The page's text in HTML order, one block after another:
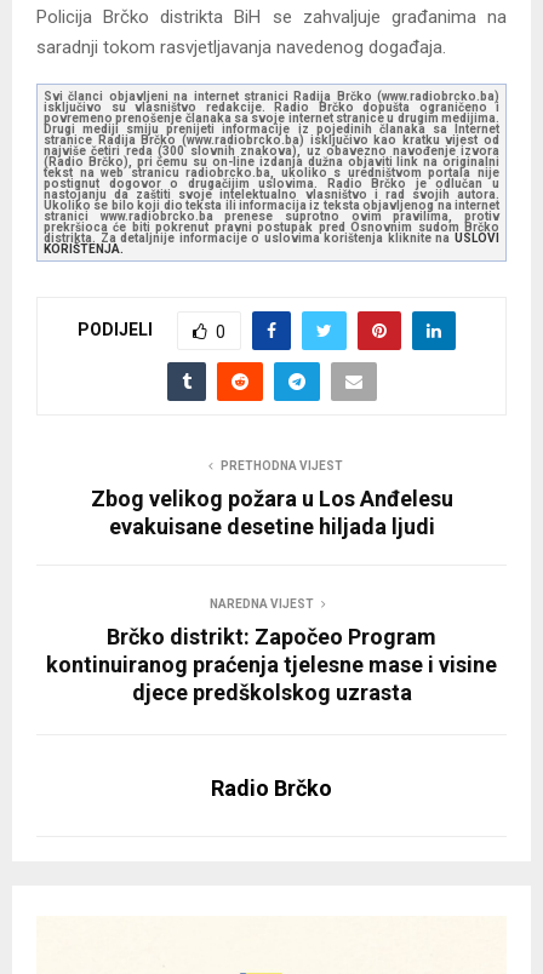
Policija Brčko distrikta BiH se zahvaljuje građanima na
saradnji tokom rasvjetljavanja navedenog događaja.
Svi članci objavljeni na internet stranici Radija Brčko (www.radiobrcko.ba)
isključivo su vlasništvo redakcije. Radio Brčko dopušta ograničeno i
povremeno prenošenje članaka sa svoje internet stranice u drugim medijima.
Drugi mediji smiju prenijeti informacije iz pojedinih članaka sa Internet
stranice Radija Brčko (www.radiobrcko.ba) isključivo kao kratku vijest od
najviše četiri reda (300 slovnih znakova), uz obavezno navođenje izvora
(Radio Brčko), pri čemu su on-line izdanja dužna objaviti link na originalni
tekst na web stranicu radiobrcko.ba, ukoliko s uredništvom portala nije
postignut dogovor o drugačijim uslovima. Radio Brčko je odlučan u
nastojanju da zaštiti svoje intelektualno vlasništvo i rad svojih autora.
Ukoliko se bilo koji dio teksta ili informacija iz teksta objavljenog na internet
stranici www.radiobrcko.ba prenese suprotno ovim pravilima, protiv
prekršioca će biti pokrenut pravni postupak pred Osnovnim sudom Brčko
distrikta. Za detaljnije informacije o uslovima korištenja kliknite na USLOVI
KORIŠTENJA.
PODIJELI 0
PRETHODNA VIJEST
Zbog velikog požara u Los Anđelesu
evakuisane desetine hiljada ljudi
NAREDNA VIJEST
Brčko distrikt: Započeo Program
kontinuiranog praćenja tjelesne mase i visine
djece predškolskog uzrasta
Radio Brčko